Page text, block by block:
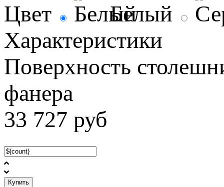
Цвет
Белый
Характеристики
Поверхность
фанера
33 727 руб
Купить